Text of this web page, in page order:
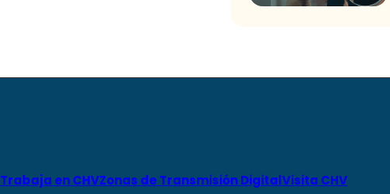
Trabaja en CHVZonas de Transmisión DigitalVisita CHV